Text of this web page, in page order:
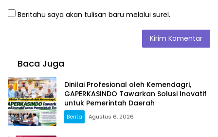
Beritahu saya akan tulisan baru melalui surel.
Baca Juga
Dinilai Profesional oleh Kemendagri,
GAPERKASINDO Tawarkan Solusi Inovatif
untuk Pemerintah Daerah
Berita Agustus 6, 2026